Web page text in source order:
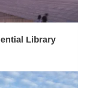
Library